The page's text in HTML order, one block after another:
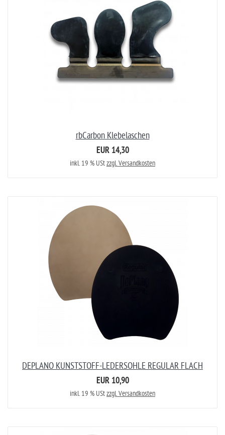
rbCarbon Klebelaschen
EUR 14,30
inkl. 19 % UStzzgl. Versandkosten
DEPLANO KUNSTSTOFF-LEDERSOHLE REGULAR FLACH
EUR 10,90
inkl. 19 % UStzzgl. Versandkosten